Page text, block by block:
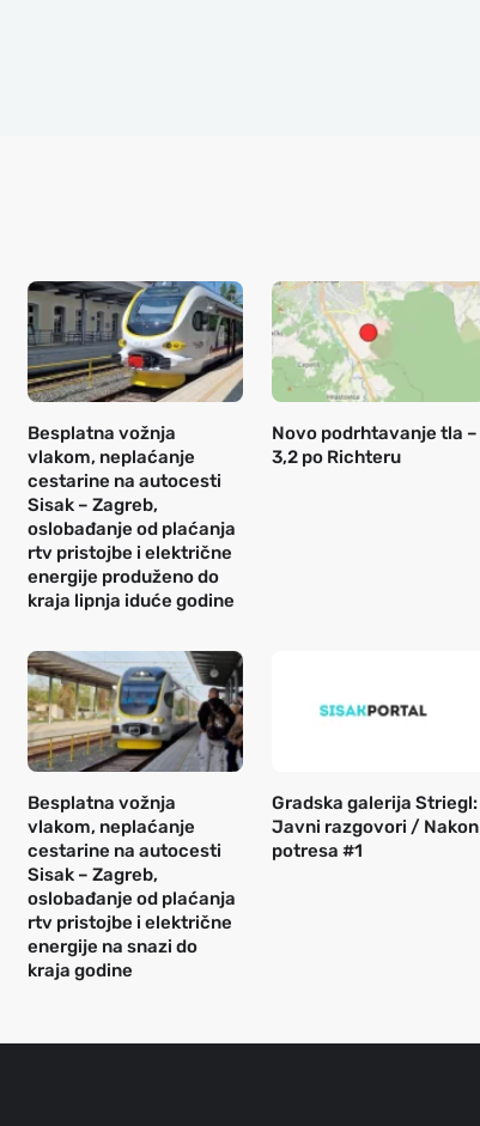
Besplatna vožnja
vlakom, neplaćanje
cestarine na autocesti
Sisak – Zagreb,
oslobađanje od plaćanja
rtv pristojbe i električne
energije produženo do
kraja lipnja iduće godine
Novo podrhtavanje tla –
3,2 po Richteru
Besplatna vožnja
vlakom, neplaćanje
cestarine na autocesti
Sisak – Zagreb,
oslobađanje od plaćanja
rtv pristojbe i električne
energije na snazi do
kraja godine
Gradska galerija Striegl:
Javni razgovori / Nakon
potresa #1